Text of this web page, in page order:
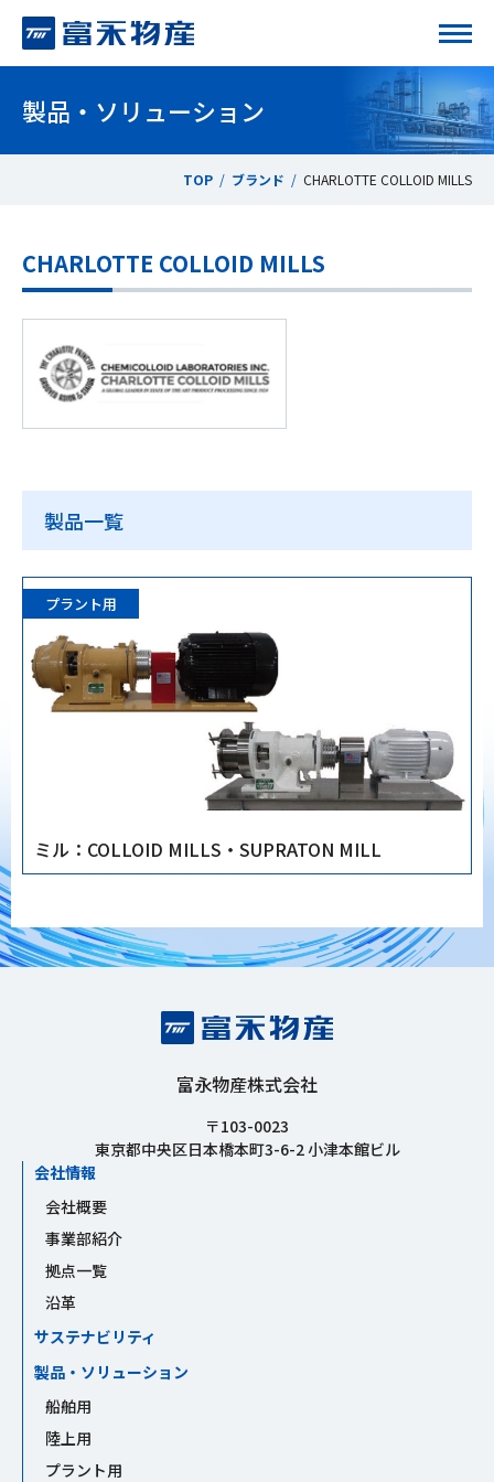
会社情報
製品・ソリューション
ブランド一覧
採用情報
製品・ソリューション
TOP ブランド CHARLOTTE COLLOID MILLS
CHARLOTTE COLLOID MILLS
製品一覧
プラント用
ミル：COLLOID MILLS・SUPRATON MILL
富永物産株式会社
〒103-0023
東京都中央区日本橋本町3-6-2 小津本館ビル
会社情報
会社概要
事業部紹介
拠点一覧
沿革
サステナビリティ
製品・ソリューション
船舶用
陸上用
プラント用